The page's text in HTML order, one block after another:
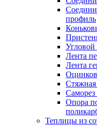
профиль
Лента
Лента
Стяжная
Опора
Теплицы из